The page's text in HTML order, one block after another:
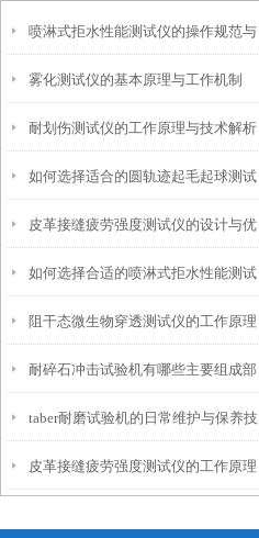
喷淋式拒水性能测试仪的操作规范与
应用指南
雾化测试仪的基本原理与工作机制
耐划伤测试仪的工作原理与技术解析
如何选择适合的圆轨迹起毛起球测试
仪？
皮革接缝疲劳强度测试仪的设计与优
化
如何选择合适的喷淋式拒水性能测试
仪
阻干态微生物穿透测试仪的工作原理
解析
耐碎石冲击试验机有哪些主要组成部
分？
taber耐磨试验机的日常维护与保养技
巧
皮革接缝疲劳强度测试仪的工作原理